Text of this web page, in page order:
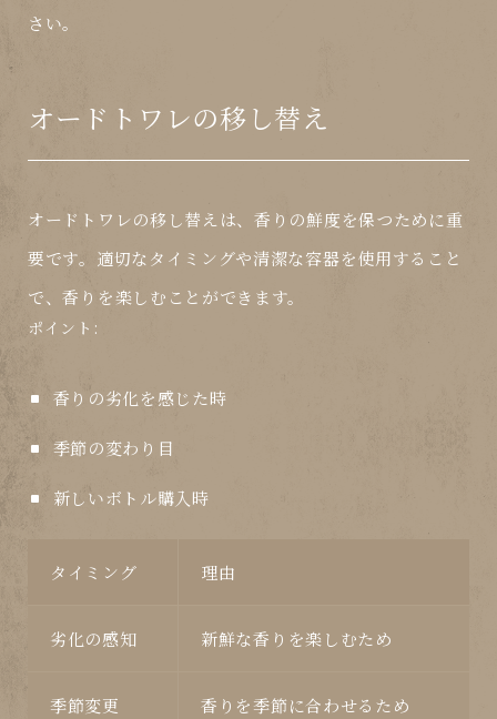
さい。
オードトワレの移し替え
オードトワレの移し替えは、香りの鮮度を保つために重
要です。適切なタイミングや清潔な容器を使用すること
で、香りを楽しむことができます。
ポイント:
香りの劣化を感じた時
季節の変わり目
新しいボトル購入時
タイミング 理由
劣化の感知 新鮮な香りを楽しむため
季節変更 香りを季節に合わせるため